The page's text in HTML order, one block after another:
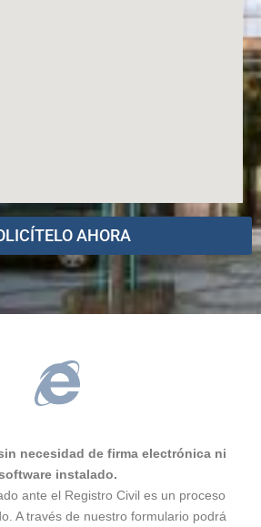
AHORA
necesidad de firma electrónica ni
instalado.
ante el Registro Civil es un proceso
A través de nuestro formulario podrá